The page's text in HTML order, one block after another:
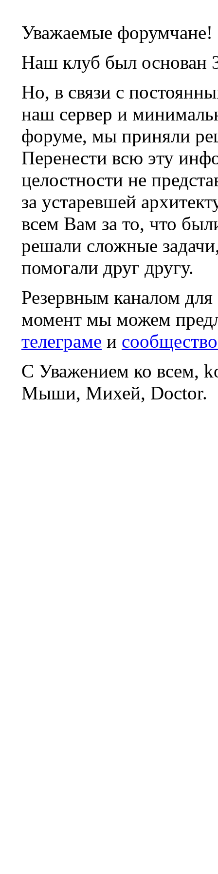
Уважаемые форумчане!
Наш клуб был основан
Но, в связи с
наш сервер и
форуме, мы приняли
Перенести всю эту
целостности не
за устаревшей
всем Вам за то, что
решали сложные
помогали друг другу.
Резервным каналом
момент мы можем
телеграме и
С Уважением ко всем,
Мыши, Михей, Doctor.